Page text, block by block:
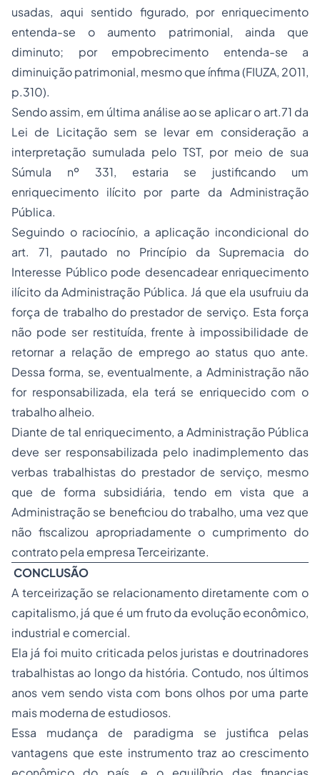
usadas, aqui sentido figurado, por enriquecimento
entenda-se o aumento patrimonial, ainda que
diminuto; por empobrecimento entenda-se a
diminuição patrimonial, mesmo que ínfima (FIUZA, 2011,
p.310).
Sendo assim, em última análise ao se aplicar o art.71 da
Lei de Licitação sem se levar em consideração a
interpretação sumulada pelo TST, por meio de sua
Súmula nº 331, estaria se justificando um
enriquecimento ilícito por parte da Administração
Pública.
Seguindo o raciocínio, a aplicação incondicional do
art. 71, pautado no Princípio da Supremacia do
Interesse Público pode desencadear enriquecimento
ilícito da Administração Pública. Já que ela usufruiu da
força de trabalho do prestador de serviço. Esta força
não pode ser restituída, frente à impossibilidade de
retornar a relação de emprego ao status quo ante.
Dessa forma, se, eventualmente, a Administração não
for responsabilizada, ela terá se enriquecido com o
trabalho alheio.
Diante de tal enriquecimento, a Administração Pública
deve ser responsabilizada pelo inadimplemento das
verbas trabalhistas do prestador de serviço, mesmo
que de forma subsidiária, tendo em vista que a
Administração se beneficiou do trabalho, uma vez que
não fiscalizou apropriadamente o cumprimento do
contrato pela empresa Terceirizante.
CONCLUSÃO
A terceirização se relacionamento diretamente com o
capitalismo, já que é um fruto da evolução econômico,
industrial e comercial.
Ela já foi muito criticada pelos juristas e doutrinadores
trabalhistas ao longo da história. Contudo, nos últimos
anos vem sendo vista com bons olhos por uma parte
mais moderna de estudiosos.
Essa mudança de paradigma se justifica pelas
vantagens que este instrumento traz ao crescimento